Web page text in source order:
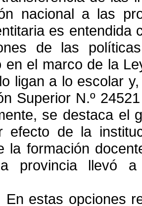
nacional a las
es entendida
de las
en el marco de la
ligan a lo escolar
Superior N.º
se destaca el
efecto de la
la formación
provincia llevó
En estas opciones